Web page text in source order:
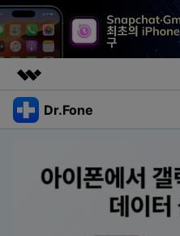
주요 제품
회사 소개
Dr.Fone
특징
프로그램